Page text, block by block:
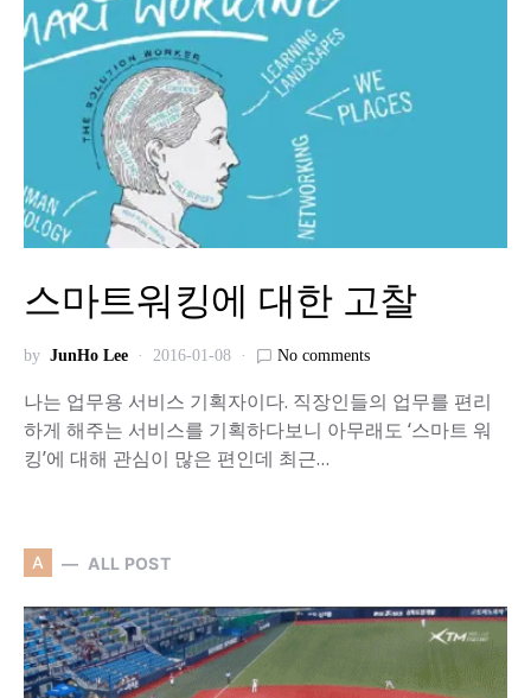
스마트워킹에 대한 고찰
by JunHo Lee 2016-01-08 No comments
나는 업무용 서비스 기획자이다. 직장인들의 업무를 편리
하게 해주는 서비스를 기획하다보니 아무래도 ‘스마트 워
킹’에 대해 관심이 많은 편인데 최근…
A ALL POST